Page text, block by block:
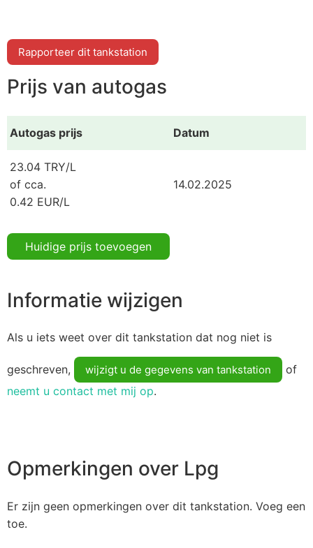
Rapporteer dit tankstation
Prijs van autogas
Autogas prijs Datum
23.04 TRY/L
of cca.
0.42 EUR/L
14.02.2025
Huidige prijs toevoegen
Informatie wijzigen
Als u iets weet over dit tankstation dat nog niet is
geschreven, wijzigt u de gegevens van tankstation
of
neemt u contact met mij op.
Opmerkingen over Lpg
Er zijn geen opmerkingen over dit tankstation. Voeg een
toe.